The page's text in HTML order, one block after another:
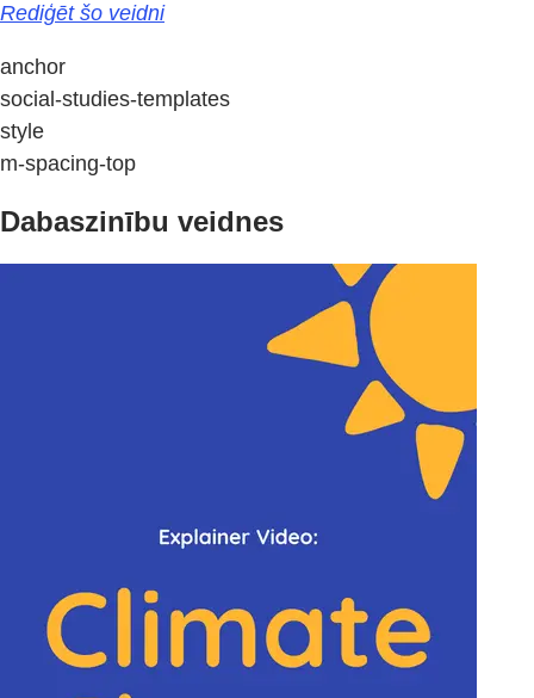
Rediģēt šo veidni
anchor
social-studies-templates
style
m-spacing-top
Dabaszinību veidnes